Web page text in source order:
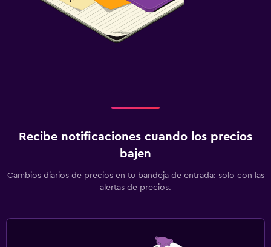
Recibe notificaciones cuando los precios
bajen
Cambios diarios de precios en tu bandeja de entrada: solo con las
alertas de precios.